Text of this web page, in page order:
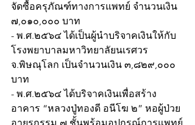
จัดซื้อครุภัณฑ์ทางการแพทย์ จำนวนเงิน
๗,๐๑๐,๐๐๐ บาท
- พ.ศ.๒๕๖๔ ได้เป็นผู้นำบริจาคเงินให้กับ
โรงพยาบาลมหาวิทยาลัยนเรศวร
จ.พิษณุโลก เป็นจำนวนเงิน ๓,๘๒๙,๐๐๐
บาท
- พ.ศ.๒๕๖๔ ได้บริจาคเงินเพื่อสร้าง
อาคาร “หลวงปู่ทองดี อนีโฆ ๒” หอผู้ป่วย